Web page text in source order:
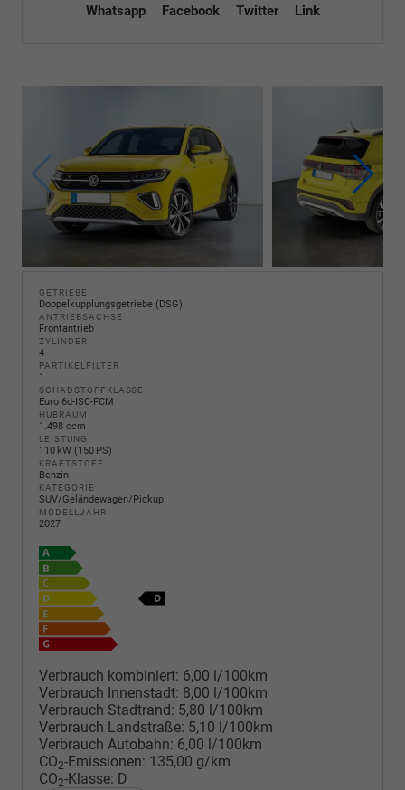
Whatsapp Facebook Twitter Link
GETRIEBE
Doppelkupplungsgetriebe (DSG)
ANTRIEBSACHSE
Frontantrieb
ZYLINDER
4
PARTIKELFILTER
1
SCHADSTOFFKLASSE
Euro 6d-ISC-FCM
HUBRAUM
1.498 ccm
LEISTUNG
110 kW (150 PS)
KRAFTSTOFF
Benzin
KATEGORIE
SUV/Geländewagen/Pickup
MODELLJAHR
2027
Verbrauch kombiniert: 6,00 l/100km
Verbrauch Innenstadt: 8,00 l/100km
Verbrauch Stadtrand: 5,80 l/100km
Verbrauch Landstraße: 5,10 l/100km
Verbrauch Autobahn: 6,00 l/100km
CO2-Emissionen: 135,00 g/km
CO2-Klasse: D